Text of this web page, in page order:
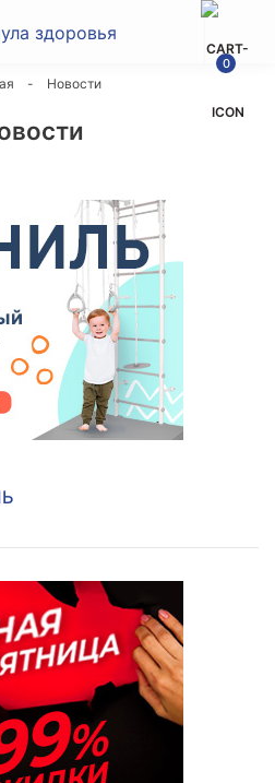
0
комплексы
и стенды
блинов и
- Новости